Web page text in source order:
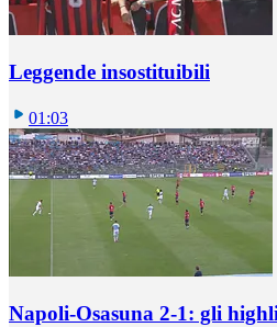
Leggende insostituibili
01:03
Napoli-Osasuna 2-1: gli